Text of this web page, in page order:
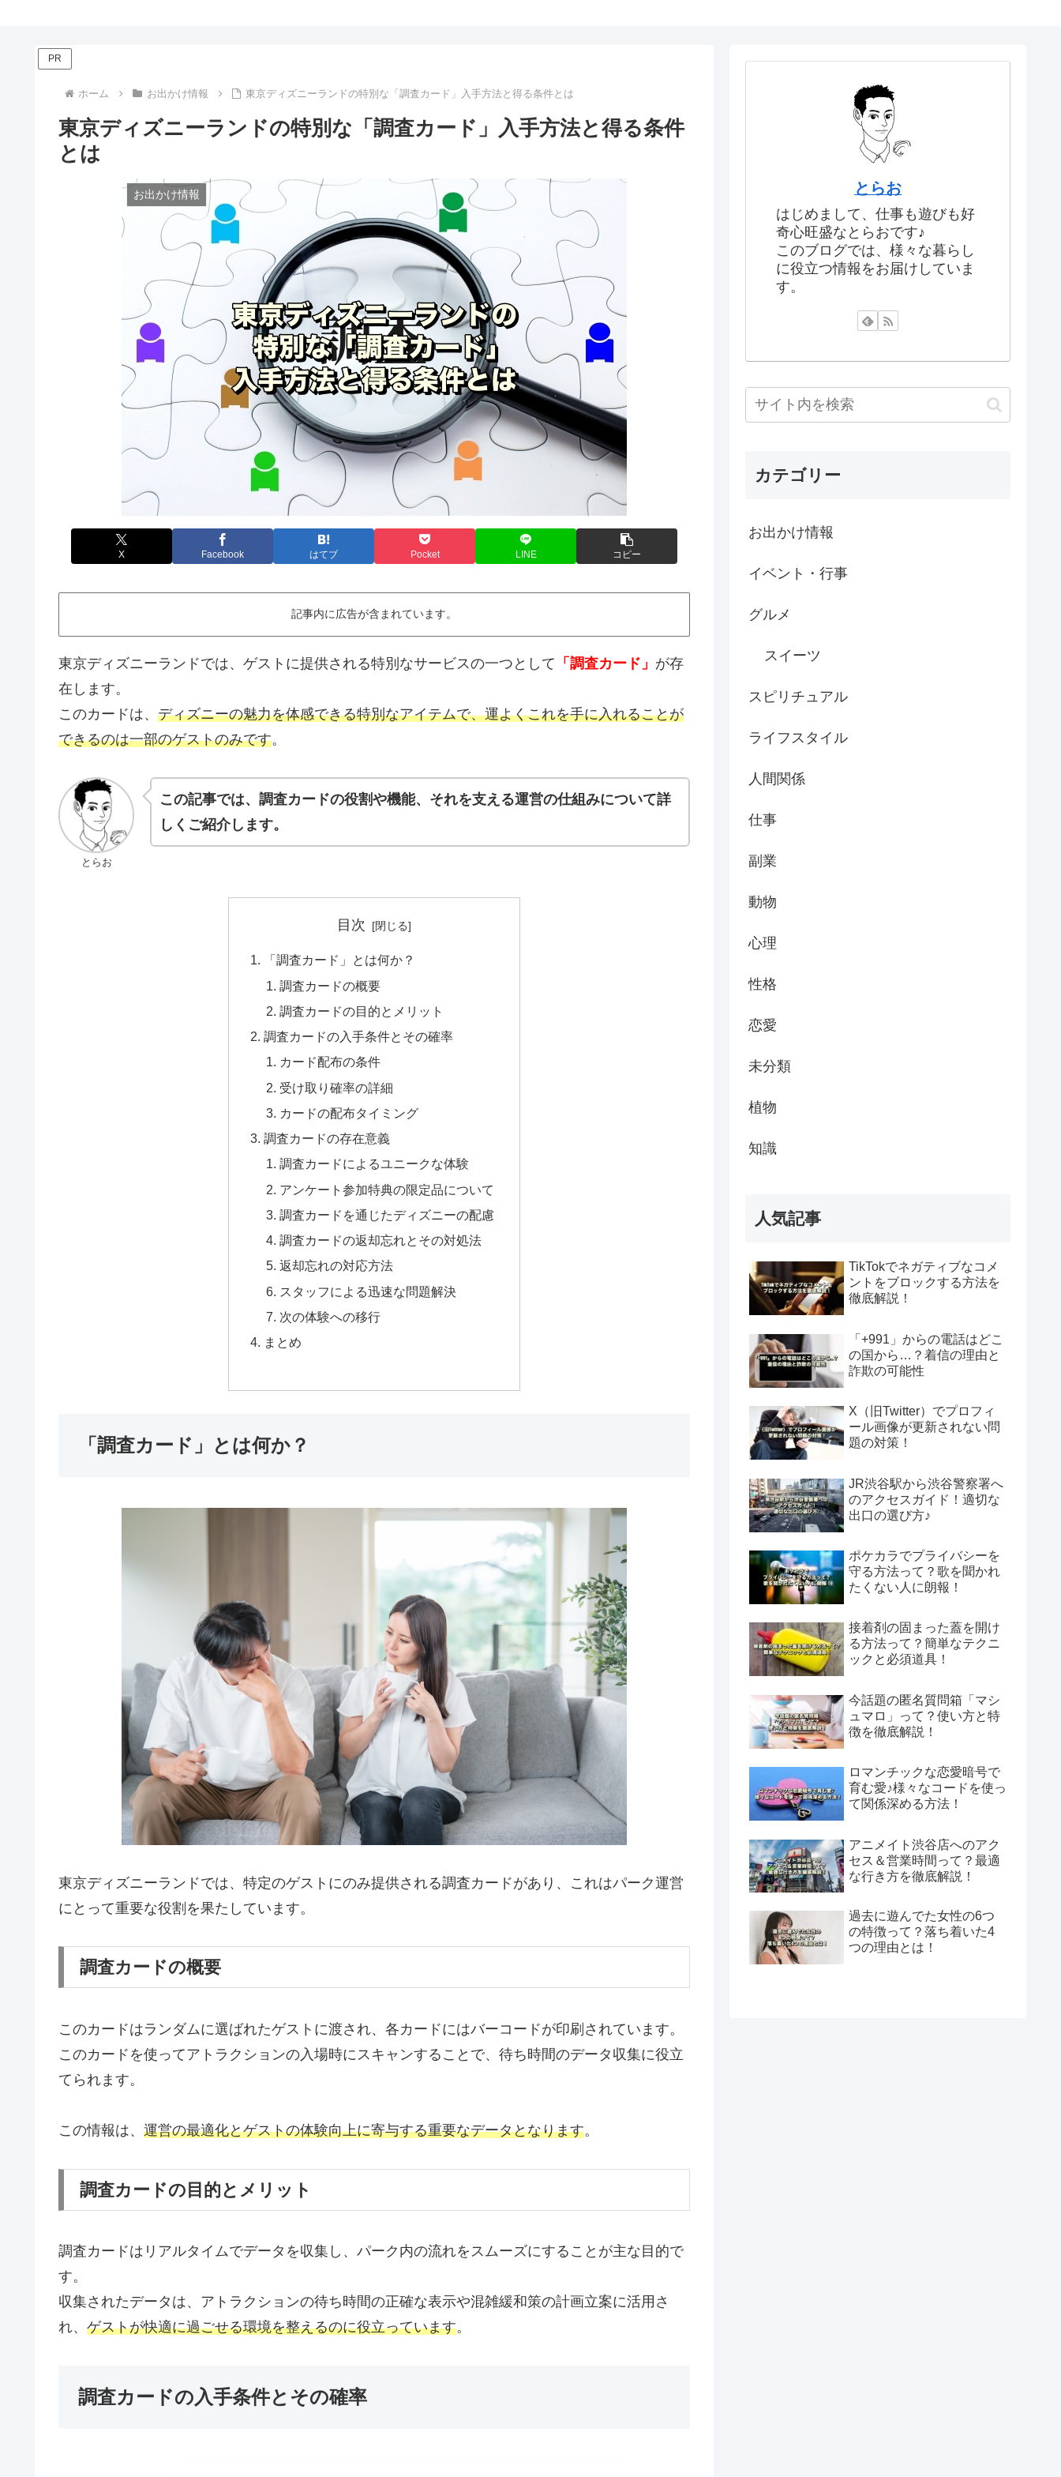
PR
ホーム お出かけ情報 東京ディズニーランドの特別な「調査カード」入手方法と得る条件とは
東京ディズニーランドの特別な「調査カード」入手方法と得る条件
とは
お出かけ情報
X Facebook はてブ Pocket LINE コピー
記事内に広告が含まれています。
東京ディズニーランドでは、ゲストに提供される特別なサービスの一つとして 「調査カード」 が存
在します。
このカードは、 ディズニーの魅力を体感できる特別なアイテムで、運よくこれを手に入れることが
できるのは一部のゲストのみです。
とらお
この記事では、調査カードの役割や機能、それを支える運営の仕組みについて詳
しくご紹介します。
目次
「調査カード」とは何か？
調査カードの概要
調査カードの目的とメリット
調査カードの入手条件とその確率
カード配布の条件
受け取り確率の詳細
カードの配布タイミング
調査カードの存在意義
調査カードによるユニークな体験
アンケート参加特典の限定品について
調査カードを通じたディズニーの配慮
調査カードの返却忘れとその対処法
返却忘れの対応方法
スタッフによる迅速な問題解決
次の体験への移行
まとめ
「調査カード」とは何か？
東京ディズニーランドでは、特定のゲストにのみ提供される調査カードがあり、これはパーク運営
にとって重要な役割を果たしています。
調査カードの概要
このカードはランダムに選ばれたゲストに渡され、各カードにはバーコードが印刷されています。
このカードを使ってアトラクションの入場時にスキャンすることで、待ち時間のデータ収集に役立
てられます。
この情報は、 運営の最適化とゲストの体験向上に寄与する重要なデータとなります。
調査カードの目的とメリット
調査カードはリアルタイムでデータを収集し、パーク内の流れをスムーズにすることが主な目的で
す。
収集されたデータは、アトラクションの待ち時間の正確な表示や混雑緩和策の計画立案に活用さ
れ、 ゲストが快適に過ごせる環境を整えるのに役立っています。
調査カードの入手条件とその確率
とらお
はじめまして、仕事も遊びも好
奇心旺盛なとらおです♪
このブログでは、様々な暮らし
に役立つ情報をお届けしていま
す。
カテゴリー
お出かけ情報
イベント・行事
グルメ
スイーツ
スピリチュアル
ライフスタイル
人間関係
仕事
副業
動物
心理
性格
恋愛
未分類
植物
知識
人気記事
TikTokでネガティブなコメ
ントをブロックする方法を
徹底解説！
「+991」からの電話はどこ
の国から…？着信の理由と
詐欺の可能性
X（旧Twitter）でプロフィ
ール画像が更新されない問
題の対策！
JR渋谷駅から渋谷警察署へ
のアクセスガイド！適切な
出口の選び方♪
ポケカラでプライバシーを
守る方法って？歌を聞かれ
たくない人に朗報！
接着剤の固まった蓋を開け
る方法って？簡単なテクニ
ックと必須道具！
今話題の匿名質問箱「マシ
ュマロ」って？使い方と特
徴を徹底解説！
ロマンチックな恋愛暗号で
育む愛♪様々なコードを使っ
て関係深める方法！
アニメイト渋谷店へのアク
セス＆営業時間って？最適
な行き方を徹底解説！
過去に遊んでた女性の6つ
の特徴って？落ち着いた4
つの理由とは！